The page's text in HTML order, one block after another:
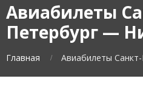
Авиабилеты
Петербург —
Главная Авиабилеты